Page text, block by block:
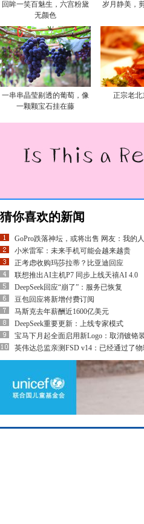
回眸一笑百魅生，六宫粉黛
无颜色
岁月静美，
一串串晶莹剔透的葡萄，像
一颗颗宝石挂在藤
正宗老北
猜你喜欢的新闻
GoPro跌落神坛，或将出售 网友：我的
小米雷军：未来手机可能会越来越贵
正考虑收购玛莎拉蒂？比亚迪回应
联想推出AI主机P7 同步上线天禧AI 4.0
DeepSeek回应“崩了”：服务已恢复
豆包回应将新增付费订阅
马斯克去年薪酬近1600亿美元
DeepSeek重要更新：上线专家模式
宝马下月起全面启用新Logo：取消镀铬
英伟达总监亲测FSD v14：已经通过了物